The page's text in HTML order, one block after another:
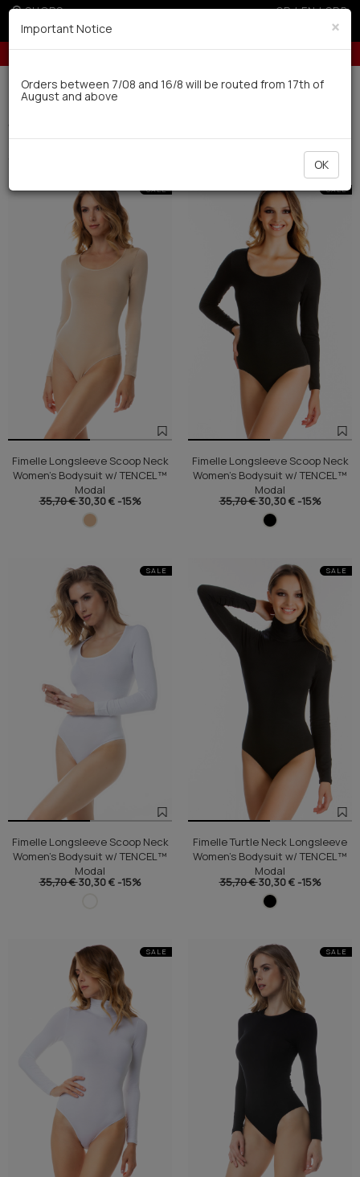
SHOPS GR|EN|SRB
Up to 6 interest-free installments with credit cards for orders over 100€
Delivery in 7-9 working days via UPS
Woman
Filter
SALE
Fimelle Longsleeve Scoop Neck
Women's Bodysuit w/ TENCEL™
Modal
35,70 €30,30 € -15%
SALE
Fimelle Longsleeve Scoop Neck
Women's Bodysuit w/ TENCEL™
Modal
35,70 €30,30 € -15%
SALE
Fimelle Longsleeve Scoop Neck
Women's Bodysuit w/ TENCEL™
Modal
35,70 €30,30 € -15%
SALE
Fimelle Turtle Neck Longsleeve
Women's Bodysuit w/ TENCEL™
Modal
35,70 €30,30 € -15%
SALE SALE
×
Important Notice
Orders between 7/08 and 16/8 will be routed from 17th of
August and above
OK